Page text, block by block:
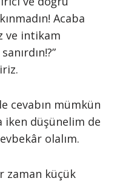
Acaba
ve intikam
cevabın mümkün
iken düşünelim de
olalım.
zaman küçük